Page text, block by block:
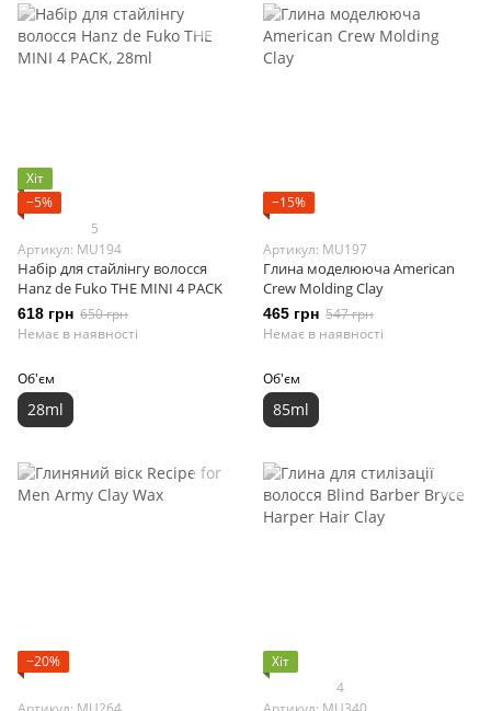
Хіт
−5%
5
Артикул: MU194
Набір для стайлінгу волосся
Hanz de Fuko THE MINI 4 PACK
618 грн 650 грн
Немає в наявності
Об'єм
28ml
−15%
Артикул: MU197
Глина моделююча American
Crew Molding Clay
465 грн 547 грн
Немає в наявності
Об'єм
85ml
−20%
Хіт
4